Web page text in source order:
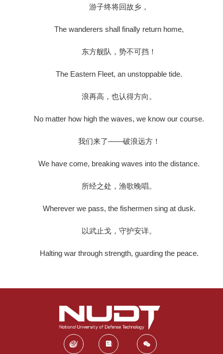
游子终将回故乡，
The wanderers shall finally return home,
东方舰队，势不可挡！
The Eastern Fleet, an unstoppable tide.
浪再高，也认得方向。
No matter how high the waves, we know our course.
我们来了——破浪远方！
We have come, breaking waves into the distance.
所经之处，渔歌晚唱。
Wherever we pass, the fishermen sing at dusk.
以武止戈，守护安详。
Halting war through strength, guarding the peace.